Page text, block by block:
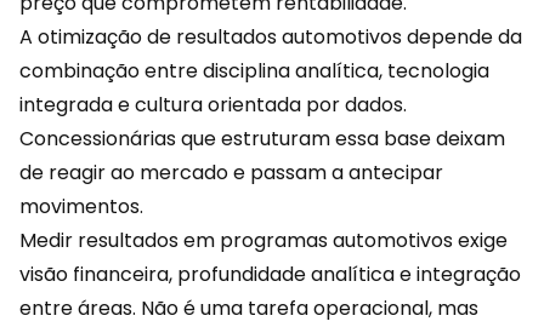
A otimização de resultados automotivos depende da
combinação entre disciplina analítica, tecnologia
integrada e culturaorientada por dados.
Concessionárias que estruturam essa base deixam
de reagir ao mercado e passam a antecipar
movimentos.
Medir resultados em programas automotivos exige
visão financeira, profundidade analítica e integração
entre áreas. Não é uma tarefa operacional, mas